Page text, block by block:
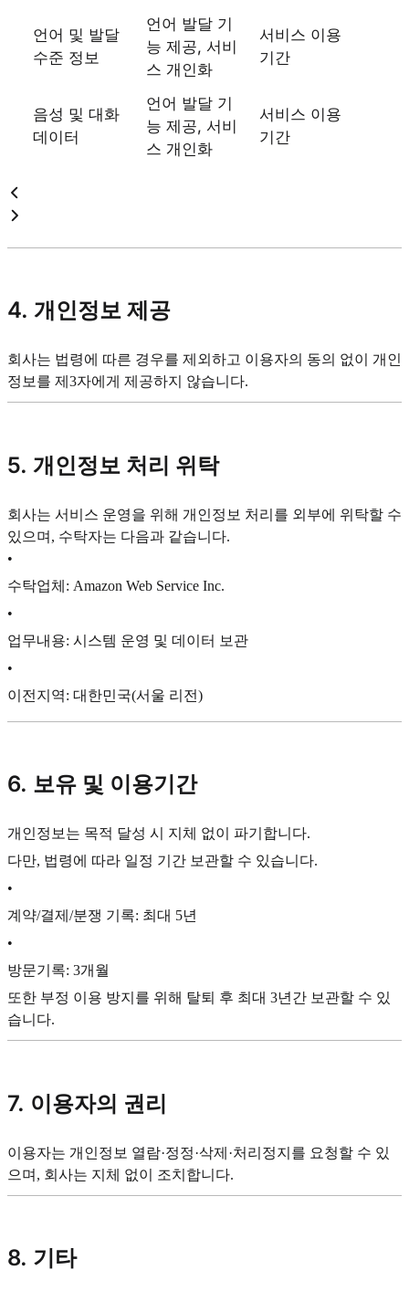
언어 및 발달
수준 정보
언어 발달 기
능 제공, 서비
스 개인화
서비스 이용
기간
음성 및 대화
데이터
언어 발달 기
능 제공, 서비
스 개인화
서비스 이용
기간
4. 개인정보 제공
회사는 법령에 따른 경우를 제외하고 이용자의 동의 없이 개인
정보를 제3자에게 제공하지 않습니다.
5. 개인정보 처리 위탁
회사는 서비스 운영을 위해 개인정보 처리를 외부에 위탁할 수
있으며, 수탁자는 다음과 같습니다.
•
수탁업체: Amazon Web Service Inc.
•
업무내용: 시스템 운영 및 데이터 보관
•
이전지역: 대한민국(서울 리전)
6. 보유 및 이용기간
개인정보는 목적 달성 시 지체 없이 파기합니다.
다만, 법령에 따라 일정 기간 보관할 수 있습니다.
•
계약/결제/분쟁 기록: 최대 5년
•
방문기록: 3개월
또한 부정 이용 방지를 위해 탈퇴 후 최대 3년간 보관할 수 있
습니다.
7. 이용자의 권리
이용자는 개인정보 열람·정정·삭제·처리정지를 요청할 수 있
으며, 회사는 지체 없이 조치합니다.
8. 기타